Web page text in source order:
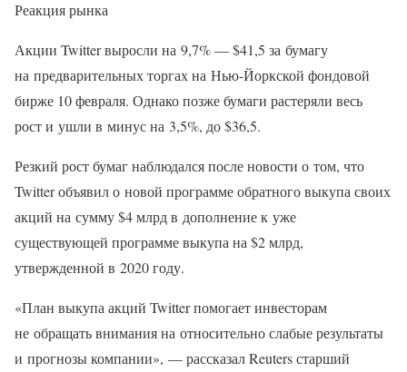
Реакция рынка
Акции Twitter выросли на 9,7% — $41,5 за бумагу
на предварительных торгах на Нью-Йоркской фондовой
бирже 10 февраля. Однако позже бумаги растеряли весь
рост и ушли в минус на 3,5%, до $36,5.
Резкий рост бумаг наблюдался после новости о том, что
Twitter объявил о новой программе обратного выкупа своих
акций на сумму $4 млрд в дополнение к уже
существующей программе выкупа на $2 млрд,
утвержденной в 2020 году.
«План выкупа акций Twitter помогает инвесторам
не обращать внимания на относительно слабые результаты
и прогнозы компании», — рассказал Reuters старший